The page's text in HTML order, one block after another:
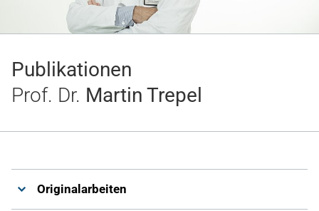
Kliniken & Einrichtungen
Beruf & Karriere
Publikationen
Prof. Dr. Martin Trepel
Originalarbeiten